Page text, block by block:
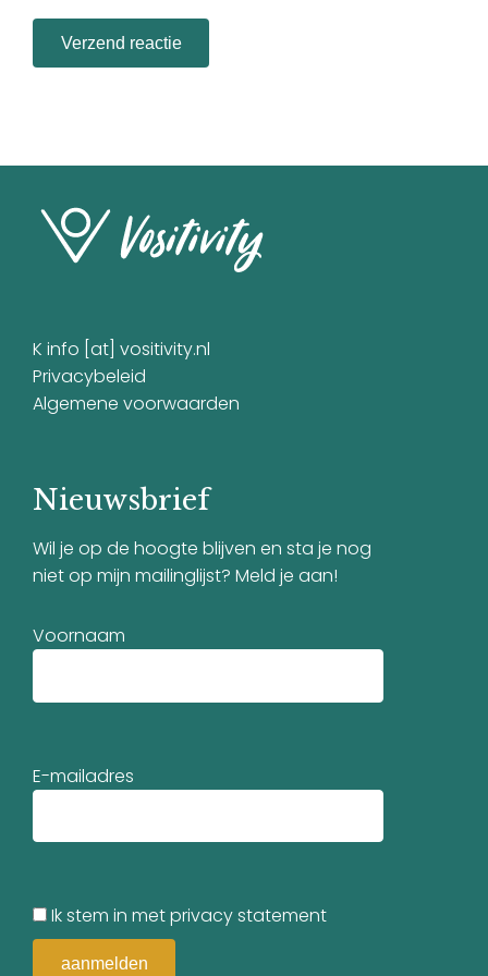
K info [at] vositivity.nl
Privacybeleid
Algemene voorwaarden
Nieuwsbrief
Wil je op de hoogte blijven en sta je nog
niet op mijn mailinglijst? Meld je aan!
Voornaam
E-mailadres
Ik stem in met privacy statement